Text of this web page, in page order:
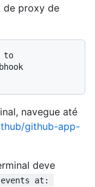
de proxy de
to
navegue até
github-app-
deve
at: